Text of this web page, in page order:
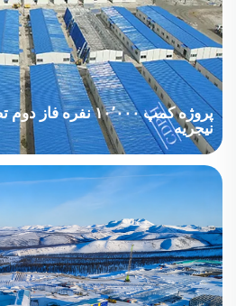
پروژه کمپ ۱۰٬۰۰۰
نیجریه
باشد. شرکت چنگدونگ اجرای ساختمانی و
پروژه را بر عهده داشت که شامل ادغام
بیمارستان و سایر امکانات فرعی مانند
سقف‌ها، کف‌ها، سیستم‌های حفاظت در
خانگی، تجهیزات بهداشتی حمام و توالت،